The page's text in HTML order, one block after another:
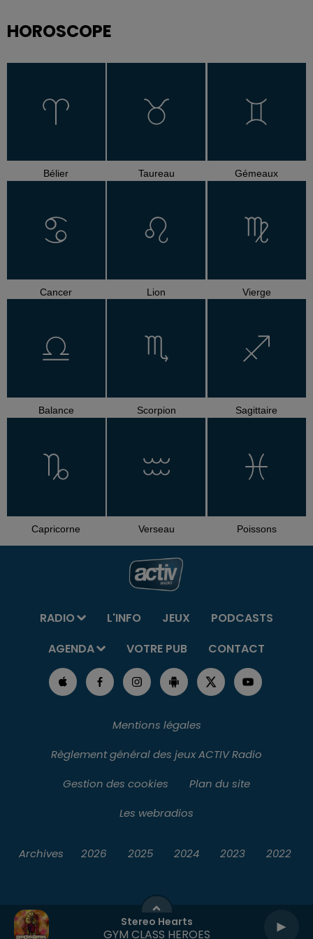
Stereo Hearts
GYM CLASS HEROES
HOROSCOPE
Bélier Taureau Gémeaux
Cancer Lion Vierge
Balance Scorpion Sagittaire
Capricorne Verseau Poissons
RADIO L'INFO JEUX
PODCASTS
AGENDA
VOTRE PUB CONTACT
Mentions légales
Règlement général des jeux ACTIV Radio
Gestion des cookies
Plan du site
Les webradios
Archives 2026 2025 2024 2023 2022